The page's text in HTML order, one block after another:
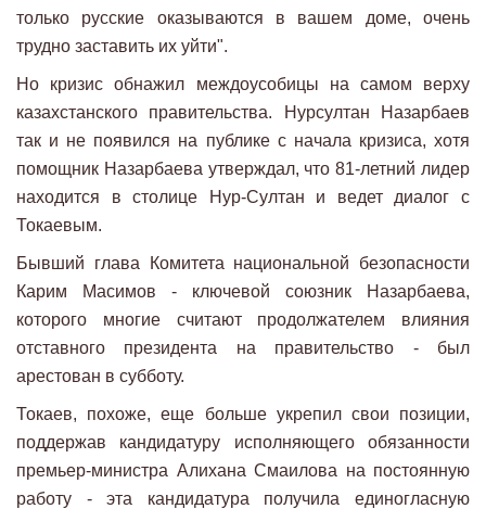
только русские оказываются в вашем доме, очень
трудно заставить их уйти".
Но кризис обнажил междоусобицы на самом верху
казахстанского правительства. Нурсултан Назарбаев
так и не появился на публике с начала кризиса, хотя
помощник Назарбаева утверждал, что 81-летний лидер
находится в столице Нур-Султан и ведет диалог с
Токаевым.
Бывший глава Комитета национальной безопасности
Карим Масимов - ключевой союзник Назарбаева,
которого многие считают продолжателем влияния
отставного президента на правительство - был
арестован в субботу.
Токаев, похоже, еще больше укрепил свои позиции,
поддержав кандидатуру исполняющего обязанности
премьер-министра Алихана Смаилова на постоянную
работу - эта кандидатура получила единогласную